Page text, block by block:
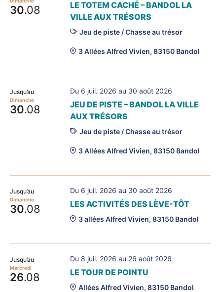
30.08
LE TOTEM CACHÉ – BANDOL LA
VILLE AUX TRÉSORS
Jeu de piste / Chasse au trésor
3 Allées Alfred Vivien, 83150 Bandol
Jusqu’au
Dimanche
30.08
Du 6 juil. 2026 au 30 août 2026
JEU DE PISTE – BANDOL LA VILLE
AUX TRÉSORS
Jeu de piste / Chasse au trésor
3 Allées Alfred Vivien, 83150 Bandol
Jusqu’au
Dimanche
30.08
Du 6 juil. 2026 au 30 août 2026
LES ACTIVITÉS DES LÈVE-TÔT
3 allées Alfred Vivien, 83150 Bandol
Jusqu’au
Mercredi
26.08
Du 8 juil. 2026 au 26 août 2026
LE TOUR DE POINTU
Allées Alfred Vivien, 83150 Bandol